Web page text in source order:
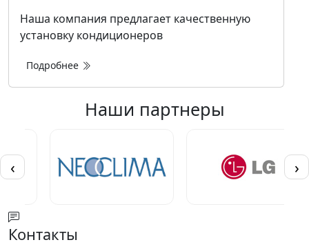
Наша компания предлагает качественную
установку кондиционеров
Подробнее
Наши партнеры
‹ ›
Контакты